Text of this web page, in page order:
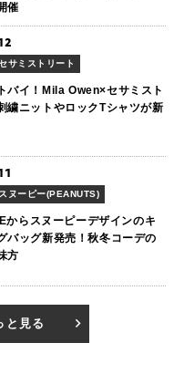
催
サミストリート
バイ！Mila Owen×セサミスト
繍ニットやロックTシャツが新
スヌーピー(PEANUTS)
からスヌーピーデザインのキ
バッグ新発売！秋冬コーデの
方
と見る